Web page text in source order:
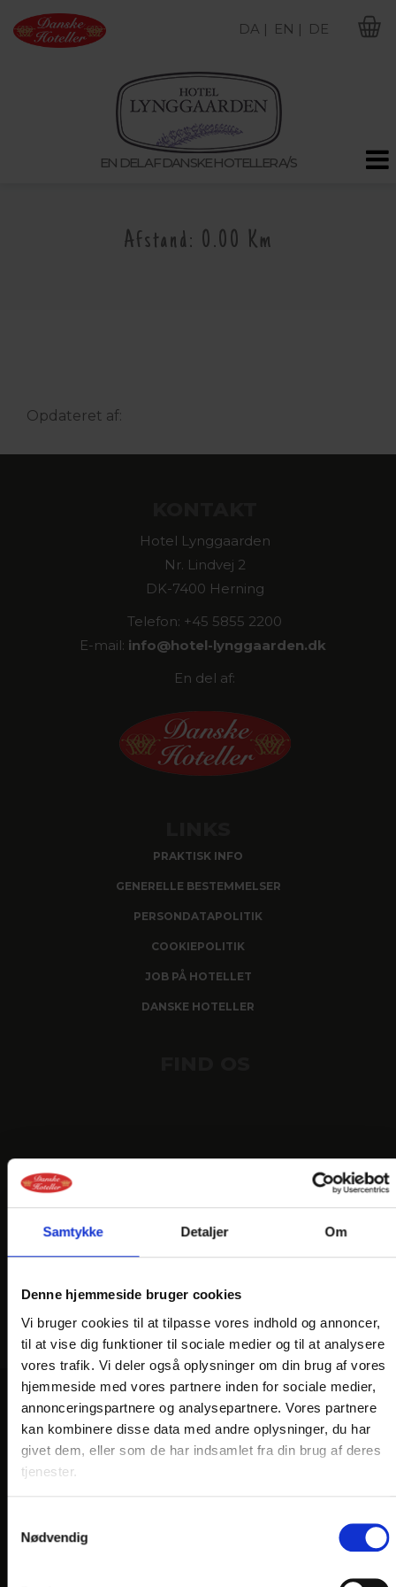
Samtykke Detaljer Om
Denne hjemmeside bruger cookies
Vi bruger cookies til at tilpasse vores indhold og annoncer,
til at vise dig funktioner til sociale medier og til at analysere
vores trafik. Vi deler også oplysninger om din brug af vores
hjemmeside med vores partnere inden for sociale medier,
annonceringspartnere og analysepartnere. Vores partnere
kan kombinere disse data med andre oplysninger, du har
givet dem, eller som de har indsamlet fra din brug af deres
tjenester.
Nødvendig
EN DEL AF DANSKE HOTELLER A/S
DA | EN | DE
Afstand: 0.00 Km
Opdateret af:
Hotel Lynggaarden
Nr. Lindvej 2
DK-7400 Herning
Telefon: +45 5855 2200
E-mail: info@hotel-lynggaarden.dk
En del af:
PRAKTISK INFO
GENERELLE BESTEMMELSER
PERSONDATAPOLITIK
COOKIEPOLITIK
JOB PÅ HOTELLET
DANSKE HOTELLER
VORES HOTELLER OG KATEGORIER